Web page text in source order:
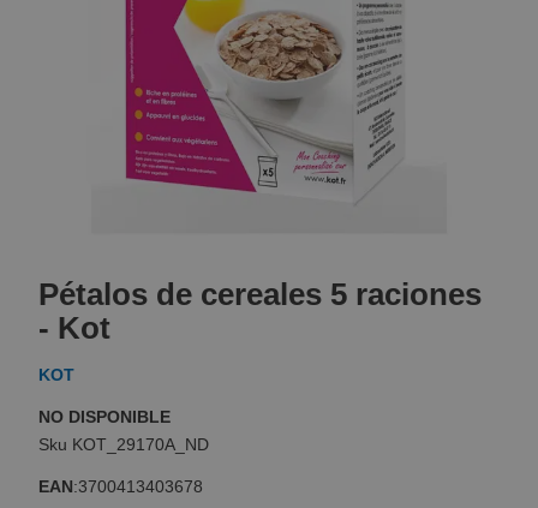
the
beginning
the
gallery
Pétalos de cereales 5 raciones
- Kot
KOT
NO DISPONIBLE
KOT_29170A_ND
EAN:3700413403678